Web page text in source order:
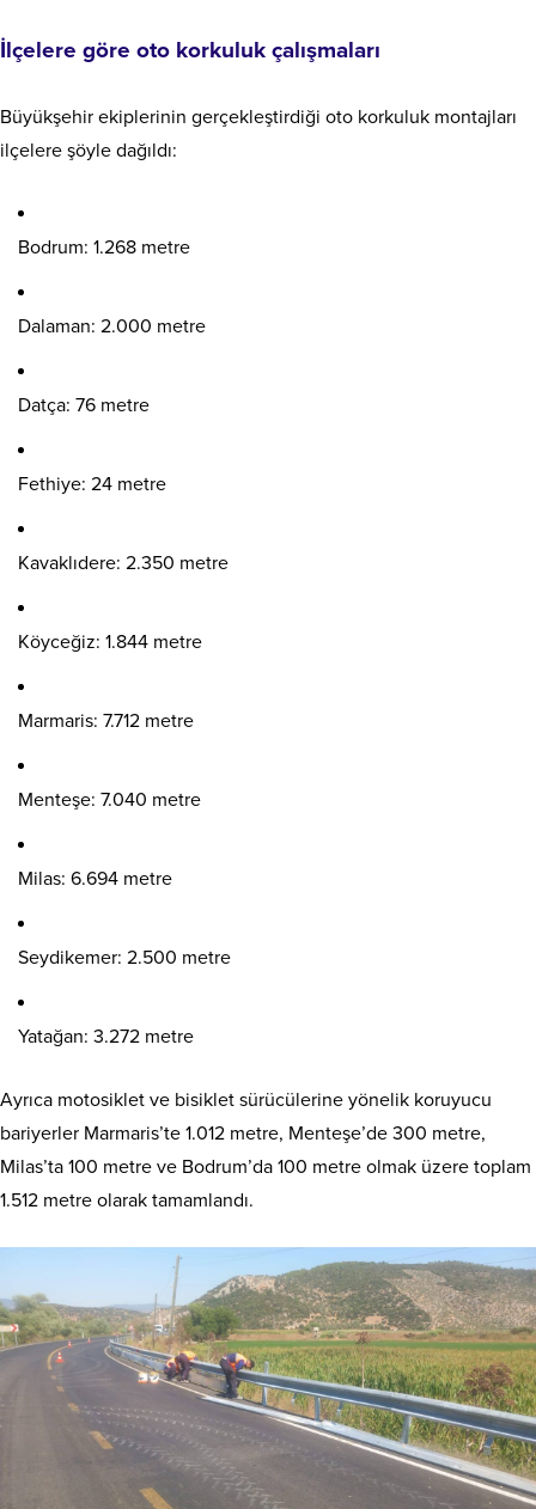
İlçelere göre oto korkuluk çalışmaları
Büyükşehir ekiplerinin gerçekleştirdiği oto korkuluk montajları
ilçelere şöyle dağıldı:
Bodrum: 1.268 metre
Dalaman: 2.000 metre
Datça: 76 metre
Fethiye: 24 metre
Kavaklıdere: 2.350 metre
Köyceğiz: 1.844 metre
Marmaris: 7.712 metre
Menteşe: 7.040 metre
Milas: 6.694 metre
Seydikemer: 2.500 metre
Yatağan: 3.272 metre
Ayrıca motosiklet ve bisiklet sürücülerine yönelik koruyucu
bariyerler Marmaris’te 1.012 metre, Menteşe’de 300 metre,
Milas’ta 100 metre ve Bodrum’da 100 metre olmak üzere toplam
1.512 metre olarak tamamlandı.